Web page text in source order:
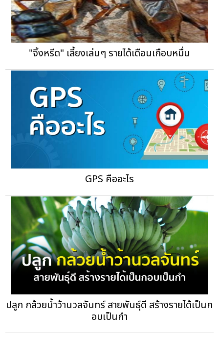
"จิ้งหรีด" เลี้ยงเล่นๆ รายได้เดือนเกือบหมื่น
GPS คืออะไร
ปลูก กล้วยน้ำว้านวลจันทร์ สายพันธุ์ดี สร้างรายได้เป็นก
อบเป็นกำ